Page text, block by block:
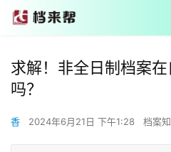
求解！非全日制档案
吗？
香 2024年6月21日 下午1:28 档案